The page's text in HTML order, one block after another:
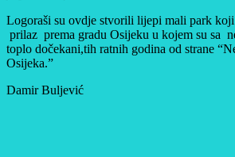
Logoraši su ovdje stvorili lijepi mali park
prilaz prema gradu Osijeku u kojem su sa
toplo dočekani,tih ratnih godina od strane
Osijeka.”
Damir Buljević